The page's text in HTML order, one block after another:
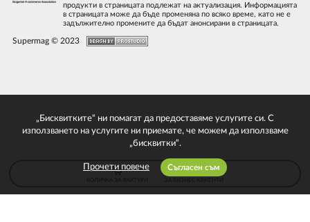
продукти в страницата подлежат на актуализация. Информацията
в страницата може да бъде променяна по всяко време, като не е
задължително промените да бъдат анонсирани в страницата.
Supermag © 2023
„Бисквитките“ ни помагат да предоставяме услугите си. С
използването на услугите ни приемате, че можем да използваме
„бисквитки“.
Прочети повече Съгласен съм